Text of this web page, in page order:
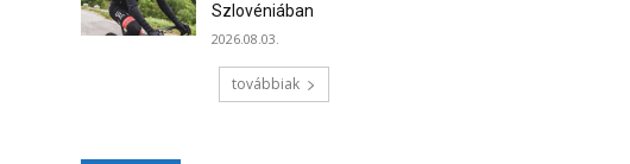
Szlovéniában
2026.08.03.
továbbiak